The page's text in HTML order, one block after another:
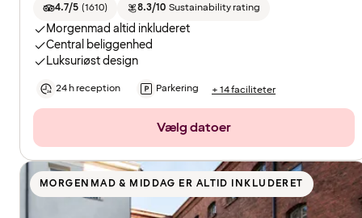
4.7/5 (1610) 8.3/10 Sustainability rating
Morgenmad altid inkluderet
Central beliggenhed
Luksuriøst design
24 h reception Parkering + 14 faciliteter
Vælg datoer
MORGENMAD & MIDDAG ER ALTID INKLUDERET